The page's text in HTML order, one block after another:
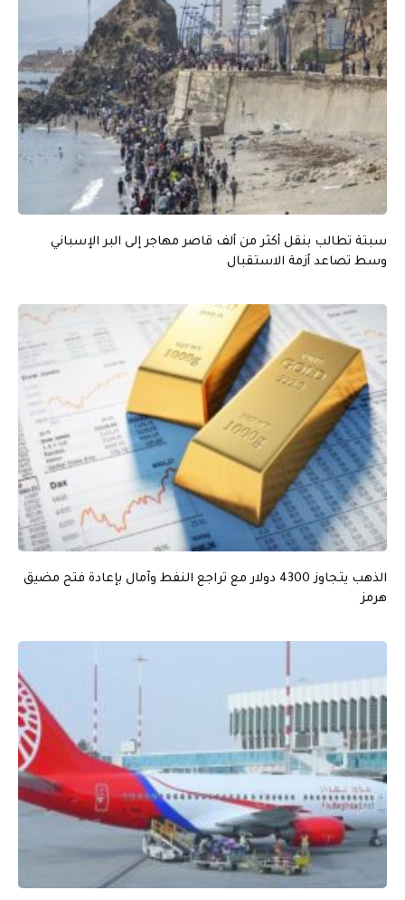
سبتة تطالب بنقل أكثر من ألف قاصر مهاجر إلى البر الإسباني
وسط تصاعد أزمة الاستقبال
الذهب يتجاوز 4300 دولار مع تراجع النفط وآمال بإعادة فتح مضيق
هرمز